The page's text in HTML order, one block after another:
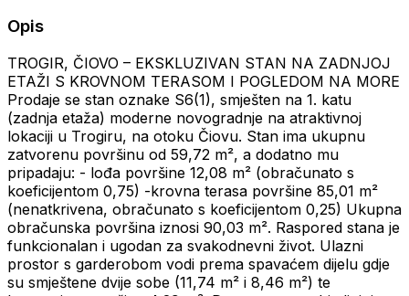
Opis
TROGIR, ČIOVO – EKSKLUZIVAN STAN NA ZADNJOJ
ETAŽI S KROVNOM TERASOM I POGLEDOM NA MORE
Prodaje se stan oznake S6(1), smješten na 1. katu
(zadnja etaža) moderne novogradnje na atraktivnoj
lokaciji u Trogiru, na otoku Čiovu. Stan ima ukupnu
zatvorenu površinu od 59,72 m², a dodatno mu
pripadaju: - lođa površine 12,08 m² (obračunato s
koeficijentom 0,75) -krovna terasa površine 85,01 m²
(nenatkrivena, obračunato s koeficijentom 0,25) Ukupna
obračunska površina iznosi 90,03 m². Raspored stana je
funkcionalan i ugodan za svakodnevni život. Ulazni
prostor s garderobom vodi prema spavaćem dijelu gdje
su smještene dvije sobe (11,74 m² i 8,46 m²) te